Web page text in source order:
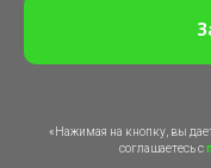
«Нажимая на кнопку, вы
соглашаетесь c